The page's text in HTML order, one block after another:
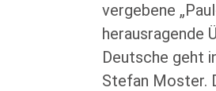
vergebene
herausragende
Deutsche geht
Stefan Moster.